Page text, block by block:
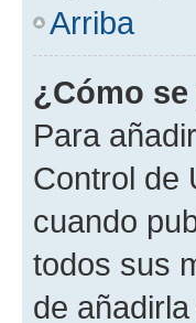
Arriba
¿Cómo
Para
Control de
cuando
todos sus
de